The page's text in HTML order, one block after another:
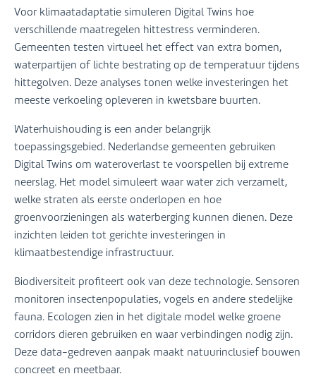
Voor klimaatadaptatie simuleren Digital Twins hoe
verschillende maatregelen hittestress verminderen.
Gemeenten testen virtueel het effect van extra bomen,
waterpartijen of lichte bestrating op de temperatuur tijdens
hittegolven. Deze analyses tonen welke investeringen het
meeste verkoeling opleveren in kwetsbare buurten.
Waterhuishouding is een ander belangrijk
toepassingsgebied. Nederlandse gemeenten gebruiken
Digital Twins om wateroverlast te voorspellen bij extreme
neerslag. Het model simuleert waar water zich verzamelt,
welke straten als eerste onderlopen en hoe
groenvoorzieningen als waterberging kunnen dienen. Deze
inzichten leiden tot gerichte investeringen in
klimaatbestendige infrastructuur.
Biodiversiteit profiteert ook van deze technologie. Sensoren
monitoren insectenpopulaties, vogels en andere stedelijke
fauna. Ecologen zien in het digitale model welke groene
corridors dieren gebruiken en waar verbindingen nodig zijn.
Deze data-gedreven aanpak maakt natuurinclusief bouwen
concreet en meetbaar.